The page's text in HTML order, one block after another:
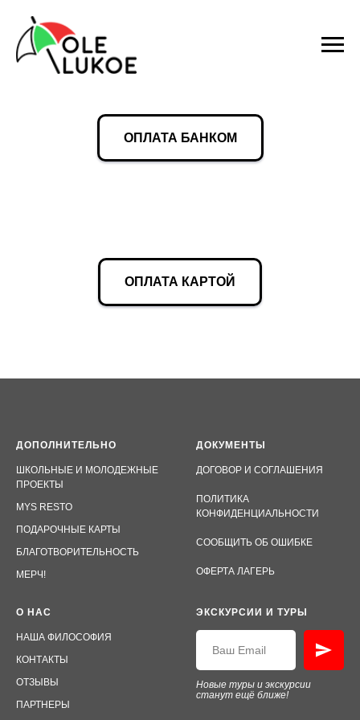
ОПЛАТА БАНКОМ
ОПЛАТА КАРТОЙ
ДОПОЛНИТЕЛЬНО
ШКОЛЬНЫЕ И МОЛОДЕЖНЫЕ
ПРОЕКТЫ
MYS RESTO
ПОДАРОЧНЫЕ КАРТЫ
БЛАГОТВОРИТЕЛЬНОСТЬ
МЕРЧ!
ДОКУМЕНТЫ
ДОГОВОР И СОГЛАШЕНИЯ
ПОЛИТИКА
КОНФИДЕНЦИАЛЬНОСТИ
СООБЩИТЬ ОБ ОШИБКЕ
ОФЕРТА ЛАГЕРЬ
О НАС
НАША ФИЛОСОФИЯ
КОНТАКТЫ
ОТЗЫВЫ
ПАРТНЕРЫ
ЭКСКУРСИИ И ТУРЫ
Новые туры и экскурсии
станут ещё ближе!